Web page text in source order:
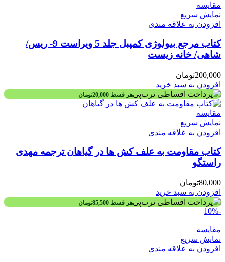
مقايسه
نمایش سریع
افزودن به علاقه مندی
کتاب مرجع بیولوژی کمپبل جلد 5 ویراست 9- ریس/
شاهی/ خانه زیست
200,000تومان
افزودن به سبد خرید
هر قسط 20,000تومان
مقايسه
نمایش سریع
افزودن به علاقه مندی
کتاب مقاومت به علف‌ کش‌ ها در گیاهان ترجمه مهدی
راستگو
80,000تومان
افزودن به سبد خرید
هر قسط 85,500تومان
-10%
مقايسه
نمایش سریع
افزودن به علاقه مندی